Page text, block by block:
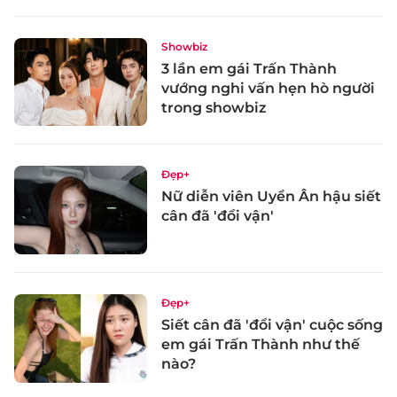
Showbiz
3 lần em gái Trấn Thành
vướng nghi vấn hẹn hò người
trong showbiz
Đẹp+
Nữ diễn viên Uyển Ân hậu siết
cân đã 'đổi vận'
Đẹp+
Siết cân đã 'đổi vận' cuộc sống
em gái Trấn Thành như thế
nào?